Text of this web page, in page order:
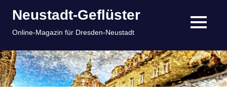
InhaltNeustadt-Geflüster
Online-Magazin für Dresden-Neustadt MENÜ